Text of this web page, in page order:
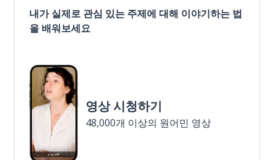
내가 실제로 관심 있는 주제에 대해 이야기하는 법
을 배워보세요
영상 시청하기
48,000개 이상의 원어민 영상